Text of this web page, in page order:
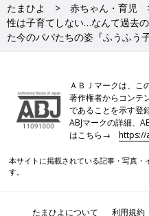
「夫は育児に関わらない！」
方、「男は太古から狩りをし
無理なんだ！」と主張する男性
のですが、まだ子育てを女性
思ったんです。
じつは、私の父は子育てに関
当たりするときくらい。家族
たまひよ 赤ちゃん・育児
性は子育てしない…なんて過去
た今のパパたちの姿『ふうふう
ＡＢＪマークは、こ
著作権者からコンテ
であることを示す登
ABJマークの詳細、
はこちら→https://
本サイトに掲載されている記事・写真・
す。
たまひよについて 利用規約